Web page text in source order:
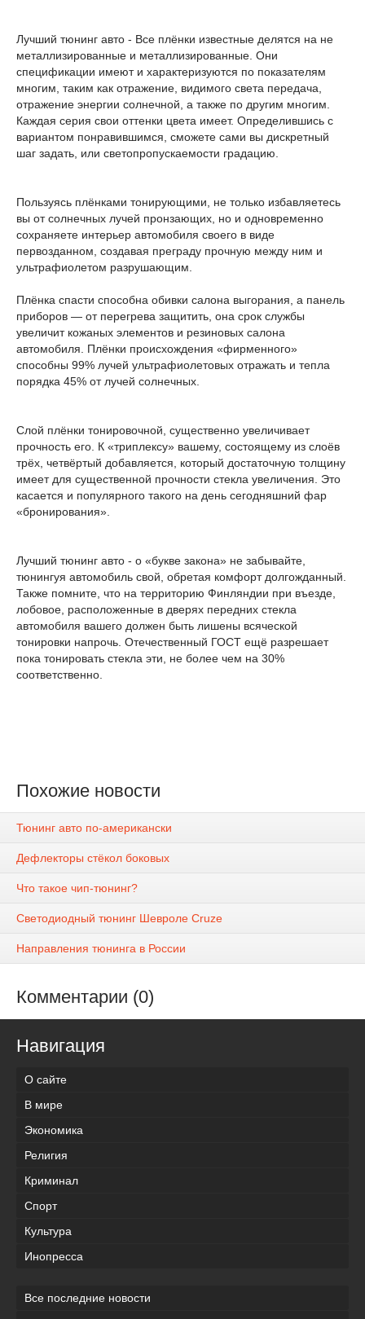
Лучший тюнинг авто - Все плёнки известные делятся на не
металлизированные и металлизированные. Они
спецификации имеют и характеризуются по показателям
многим, таким как отражение, видимого света передача,
отражение энергии солнечной, а также по другим многим.
Каждая серия свои оттенки цвета имеет. Определившись с
вариантом понравившимся, сможете сами вы дискретный
шаг задать, или светопропускаемости градацию.
Пользуясь плёнками тонирующими, не только избавляетесь
вы от солнечных лучей пронзающих, но и одновременно
сохраняете интерьер автомобиля своего в виде
первозданном, создавая преграду прочную между ним и
ультрафиолетом разрушающим.
Плёнка спасти способна обивки салона выгорания, а панель
приборов — от перегрева защитить, она срок службы
увеличит кожаных элементов и резиновых салона
автомобиля. Плёнки происхождения «фирменного»
способны 99% лучей ультрафиолетовых отражать и тепла
порядка 45% от лучей солнечных.
Слой плёнки тонировочной, существенно увеличивает
прочность его. К «триплексу» вашему, состоящему из слоёв
трёх, четвёртый добавляется, который достаточную толщину
имеет для существенной прочности стекла увеличения. Это
касается и популярного такого на день сегодняшний фар
«бронирования».
Лучший тюнинг авто - о «букве закона» не забывайте,
тюнингуя автомобиль свой, обретая комфорт долгожданный.
Также помните, что на территорию Финляндии при въезде,
лобовое, расположенные в дверях передних стекла
автомобиля вашего должен быть лишены всяческой
тонировки напрочь. Отечественный ГОСТ ещё разрешает
пока тонировать стекла эти, не более чем на 30%
соответственно.
Похожие новости
Тюнинг авто по-американски
Дефлекторы стёкол боковых
Что такое чип-тюнинг?
Светодиодный тюнинг Шевроле Cruze
Направления тюнинга в России
Комментарии (0)
Навигация
О сайте
В мире
Экономика
Религия
Криминал
Спорт
Культура
Инопресса
Все последние новости